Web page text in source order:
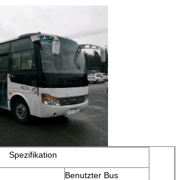
Spezifikation
Benutzter Bus